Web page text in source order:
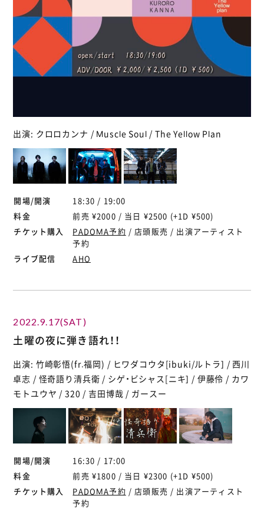
出演: クロロカンナ / Muscle Soul / The Yellow Plan
開場/開演
18:30 / 19:00
料金
前売 ¥2000 / 当日 ¥2500 (+1D ¥500)
チケット購入
PADOMA予約 / 店頭販売 / 出演アーティスト
予約
ライブ配信
AHO
2022.9.17(SAT)
土曜の夜に弾き語れ！！
出演: 竹崎彰悟(fr.福岡) / ヒワダコウタ[ibuki/ルトラ] / 西川
卓志 / 怪奇語り清兵衛 / シゲ・ビシャス[ニキ] / 伊藤伶 / カワ
モトユウヤ / 320 / 吉田博哉 / ガースー
開場/開演
16:30 / 17:00
料金
前売 ¥1800 / 当日 ¥2300 (+1D ¥500)
チケット購入
PADOMA予約 / 店頭販売 / 出演アーティスト
予約